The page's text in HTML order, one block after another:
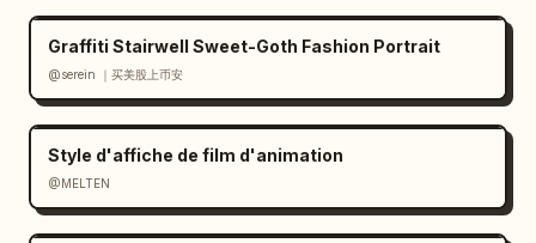
Graffiti Stairwell Sweet-Goth Fashion Portrait
@serein ｜买美股上币安
Style d'affiche de film d'animation
@MELTEN